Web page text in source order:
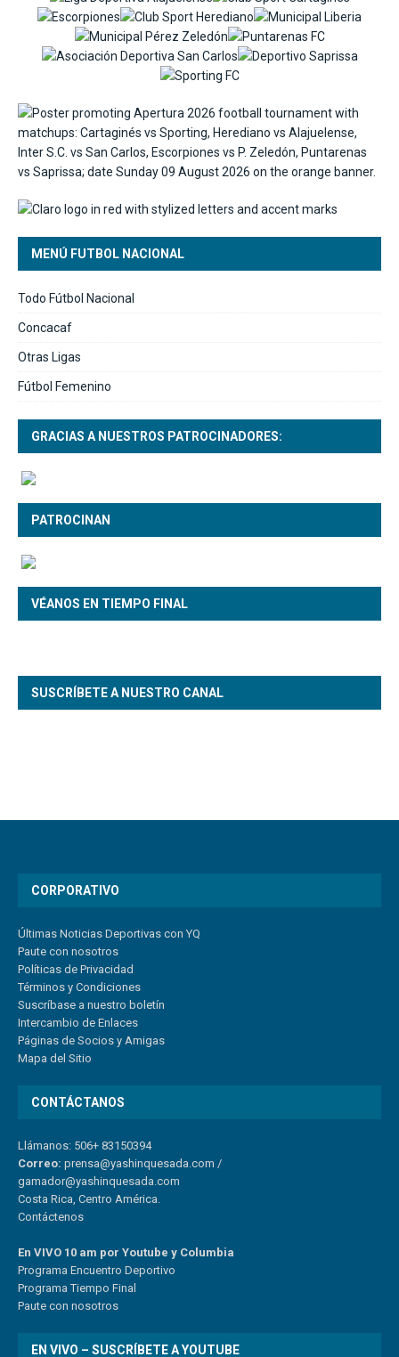
MENÚ FUTBOL NACIONAL
Todo Fútbol Nacional
Concacaf
Otras Ligas
Fútbol Femenino
GRACIAS A NUESTROS PATROCINADORES:
PATROCINAN
VÉANOS EN TIEMPO FINAL
SUSCRÍBETE A NUESTRO CANAL
CORPORATIVO
Últimas Noticias Deportivas con YQ
Paute con nosotros
Políticas de Privacidad
Términos y Condiciones
Suscríbase a nuestro boletín
Intercambio de Enlaces
Páginas de Socios y Amigas
Mapa del Sitio
CONTÁCTANOS
Llámanos: 506+ 83150394
Correo: prensa@yashinquesada.com /
gamador@yashinquesada.com
Costa Rica, Centro América.
Contáctenos
En VIVO 10 am por Youtube y Columbia
Programa Encuentro Deportivo
Programa Tiempo Final
Paute con nosotros
EN VIVO – SUSCRÍBETE A YOUTUBE